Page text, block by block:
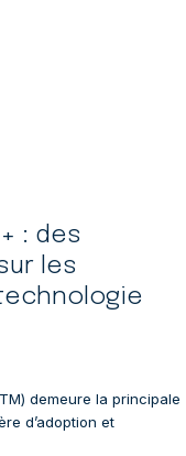
: des
les
demeure la principale
d’adoption et